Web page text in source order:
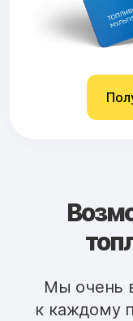
Мы очень
к каждому